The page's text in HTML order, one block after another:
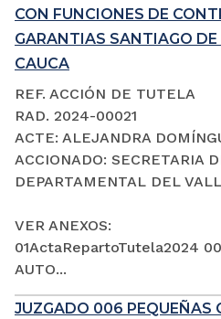
CON FUNCIONES DE
GARANTIAS SANTIAGO
CAUCA
REF. ACCIÓN DE TUTELA
RAD. 2024-00021
ACTE: ALEJANDRA
ACCIONADO: SECRETARIA
DEPARTAMENTAL DEL
VER ANEXOS:
01ActaRepartoTutela2024
AUTO...
JUZGADO 006 PEQUEÑAS